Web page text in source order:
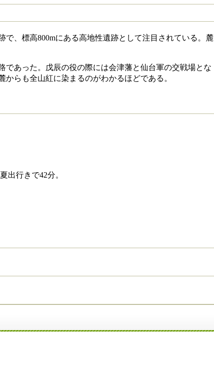
、標高800mにある高地性遺跡として注目されている。麓
あった。戊辰の役の際には会津藩と仙台軍の交戦場とな
らも全山紅に染まるのがわかるほどである。
出行きで42分。